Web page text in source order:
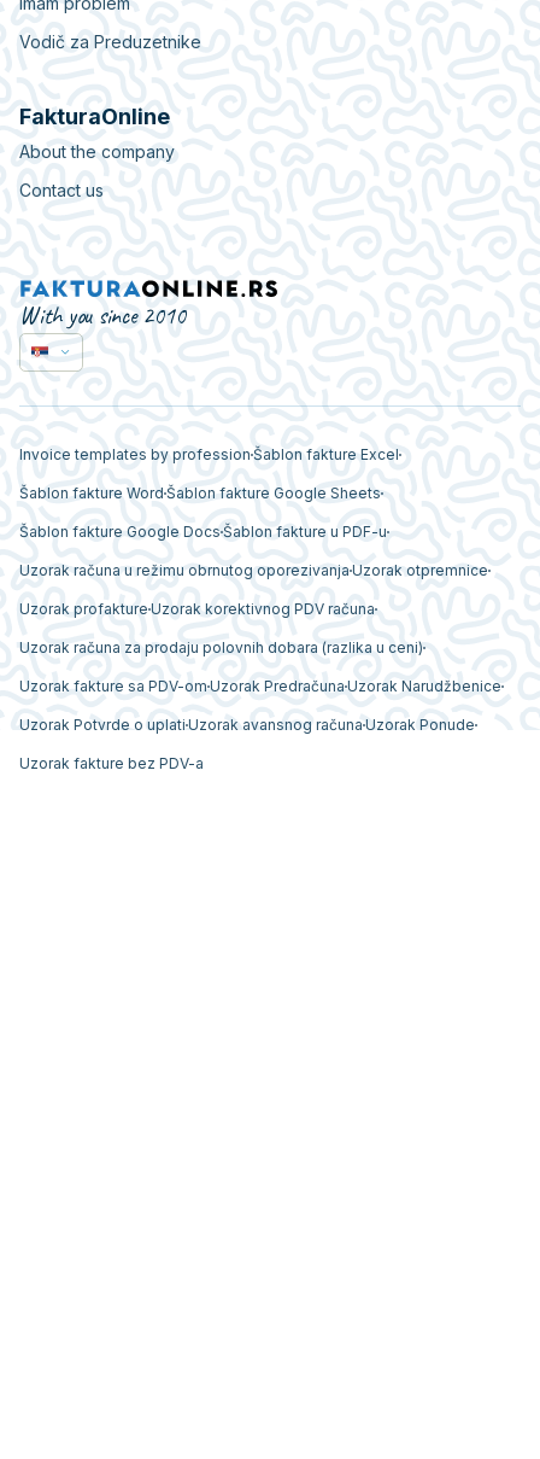
Vodič za Preduzetnike
FakturaOnline
About the company
Contact us
With you since 2010
Invoice templates by profession Šablon fakture Excel
Šablon fakture Word Šablon fakture Google Sheets
Šablon fakture Google Docs Šablon fakture u PDF-u
Uzorak računa u režimu obrnutog oporezivanja Uzorak otpremnice
Uzorak profakture Uzorak korektivnog PDV računa
Uzorak računa za prodaju polovnih dobara (razlika u ceni)
Uzorak fakture sa PDV-om Uzorak Predračuna Uzorak Narudžbenice
Uzorak Potvrde o uplati Uzorak avansnog računa Uzorak Ponude
Uzorak fakture bez PDV-a